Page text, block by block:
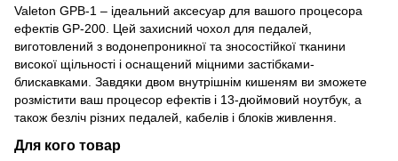
Valeton GPB-1 – ідеальний аксесуар для вашого процесора
ефектів GP-200. Цей захисний чохол для педалей,
виготовлений з водонепроникної та зносостійкої тканини
високої щільності і оснащений міцними застібками-
блискавками. Завдяки двом внутрішнім кишеням ви зможете
розмістити ваш процесор ефектів і 13-дюймовий ноутбук, а
також безліч різних педалей, кабелів і блоків живлення.
Для кого товар